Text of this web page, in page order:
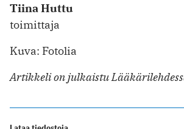
Tiina Huttu
toimittaja
Kuva: Fotolia
Artikkeli on julkaistu